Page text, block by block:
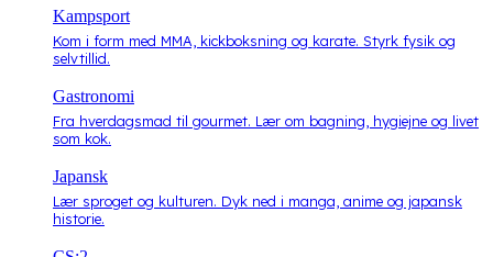
Kampsport
Kom i form med MMA, kickboksning og karate. Styrk fysik og
selvtillid.
Gastronomi
Fra hverdagsmad til gourmet. Lær om bagning, hygiejne og livet
som kok.
Japansk
Lær sproget og kulturen. Dyk ned i manga, anime og japansk
historie.